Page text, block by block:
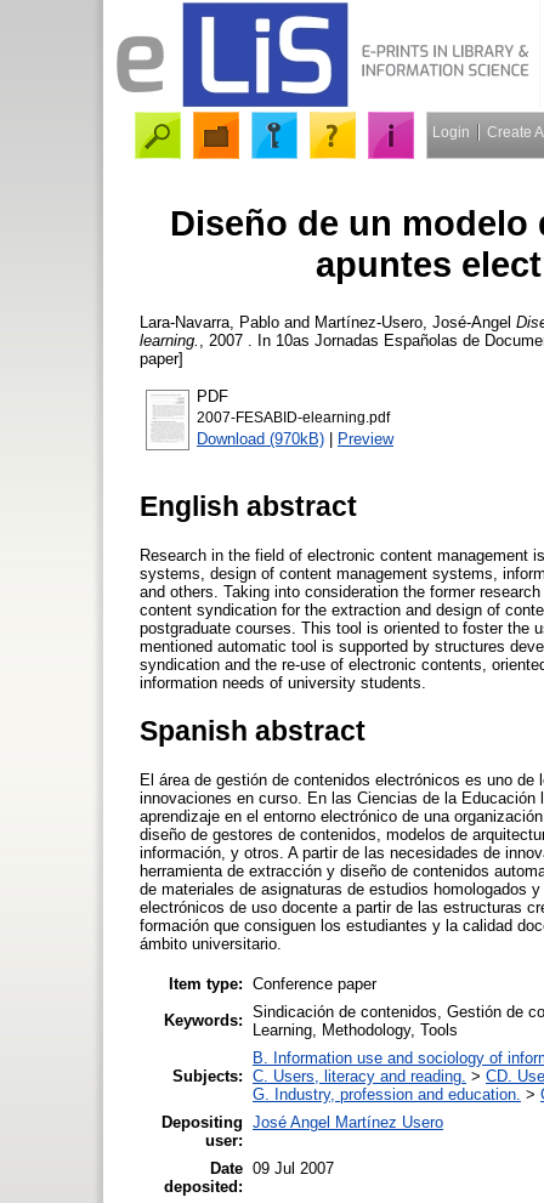
Login Create
Diseño de un
apuntes
Lara-Navarra, Pablo and Martínez-Usero, José-Angel
learning.
, 2007 . In 10as Jornadas Españolas de
paper]
PDF
2007-FESABID-elearning.pdf
Download (970kB) | Preview
English abstract
Research in the field of electronic content
systems, design of content management systems,
and others. Taking into consideration the former
content syndication for the extraction and design of
postgraduate courses. This tool is oriented to foster the
mentioned automatic tool is supported by structures
syndication and the re-use of electronic contents,
information needs of university students.
Spanish abstract
El área de gestión de contenidos electrónicos es uno
innovaciones en curso. En las Ciencias de la
aprendizaje en el entorno electrónico de una
diseño de gestores de contenidos, modelos de
información, y otros. A partir de las necesidades de
herramienta de extracción y diseño de contenidos
de materiales de asignaturas de estudios homologados
electrónicos de uso docente a partir de las estructuras
formación que consiguen los estudiantes y la calidad
ámbito universitario.
Item type: Conference paper
Keywords: Sindicación de contenidos, Gestión de
Learning, Methodology, Tools
Subjects:
B. Information use and sociology of
C. Users, literacy and reading. > CD.
G. Industry, profession and education. >
Depositing
user:
José Angel Martínez Usero
Date
deposited:
09 Jul 2007